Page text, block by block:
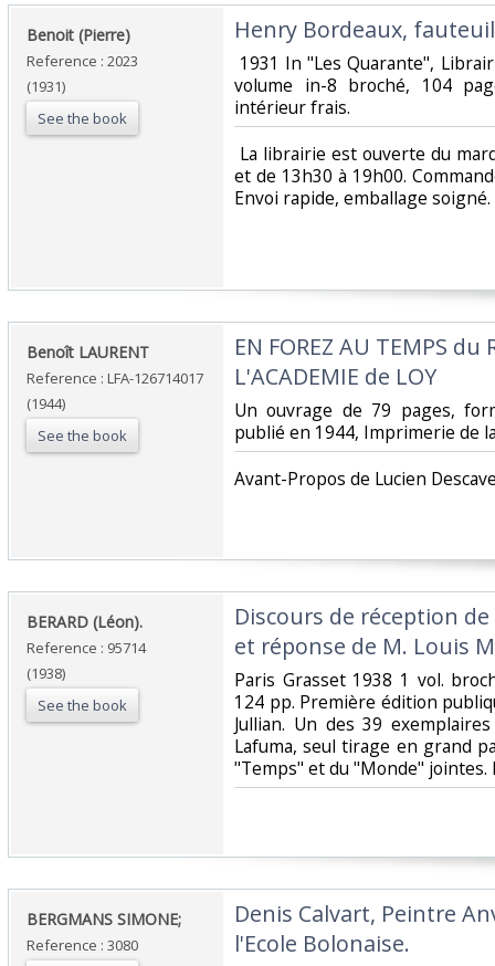
‎Benoit (Pierre)‎
Reference : 2023
(1931)
See the book
‎Henry Bordeaux, fauteuil
1931 In "Les Quarante",
volume in-8 broché, 104
intérieur frais.‎
La librairie est ouverte du
et de 13h30 à 19h00.
Envoi rapide, emballage soigné. ‎
‎Benoît LAURENT‎
Reference : LFA-126714017
(1944)
See the book
‎EN FOREZ AU TEMPS du
L'ACADEMIE de LOY‎
‎Un ouvrage de 79 pages,
publié en 1944, Imprimerie de
‎Avant-Propos de Lucien
‎BERARD (Léon).‎
Reference : 95714
(1938)
See the book
‎Discours de réception
et réponse de M. Louis
‎Paris Grasset 1938 1 vol.
124 pp. Première édition
Jullian. Un des 39
Lafuma, seul tirage en grand
"Temps" et du "Monde" jointes.
‎BERGMANS SIMONE;‎
Reference : 3080
‎Denis Calvart, Peintre
l'Ecole Bolonaise.‎